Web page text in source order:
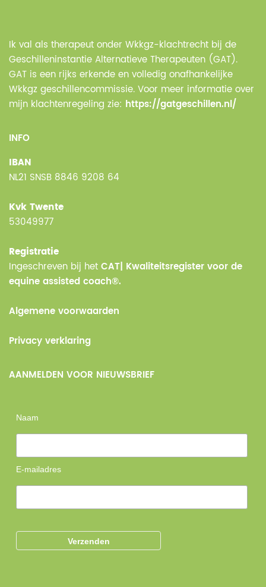
Ik val als therapeut onder Wkkgz-klachtrecht bij de
Geschilleninstantie Alternatieve Therapeuten (GAT).
GAT is een rijks erkende en volledig onafhankelijke
Wkkgz geschillencommissie. Voor meer informatie over
mijn klachtenregeling zie: https://gatgeschillen.nl/
INFO
IBAN
NL21 SNSB 8846 9208 64
Kvk Twente
53049977
Registratie
Ingeschreven bij het CAT| Kwaliteitsregister voor de
equine assisted coach®.
Algemene voorwaarden
Privacy verklaring
AANMELDEN VOOR NIEUWSBRIEF
Naam
E-mailadres